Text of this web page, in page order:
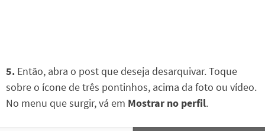
5. Então, abra o post que deseja desarquivar. Toque
sobre o ícone de três pontinhos, acima da foto ou vídeo.
No menu que surgir, vá em Mostrar no perfil.